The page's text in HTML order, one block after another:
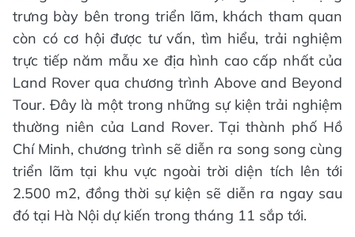
trưng bày bên trong triển lãm, khách tham quan
còn có cơ hội được tư vấn, tìm hiểu, trải nghiệm
trực tiếp năm mẫu xe địa hình cao cấp nhất của
Land Rover qua chương trình Above and Beyond
Tour. Đây là một trong những sự kiện trải nghiệm
thường niên của Land Rover. Tại thành phố Hồ
Chí Minh, chương trình sẽ diễn ra song song cùng
triển lãm tại khu vực ngoài trời diện tích lên tới
2.500 m2, đồng thời sự kiện sẽ diễn ra ngay sau
đó tại Hà Nội dự kiến trong tháng 11 sắp tới.